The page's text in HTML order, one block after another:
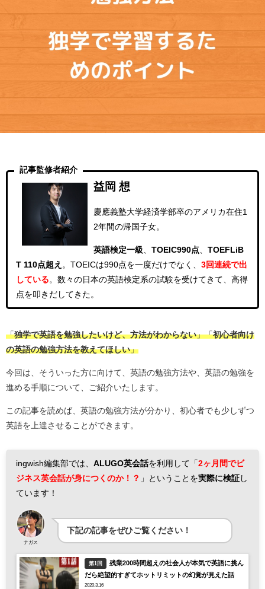
記事監修者紹介
益岡 想
慶應義塾大学経済学部卒のアメリカ在住1
2年間の帰国子女。
英語検定一級 、TOEIC990点 、TOEFLiB
T 110点超え 。 TOEICは990点を一度だけでなく、 3回連続で出
している 。 数々の日本の英語検定系の試験を受けてきて、高得
点を叩きだしてきた。
「独学で英語を勉強したいけど、方法がわからない」「初心者向け
の英語の勉強方法を教えてほしい」
今回は、そういった方に向けて、英語の勉強方法や、英語の勉強を
進める手順について、ご紹介いたします。
この記事を読めば、英語の勉強方法が分かり、初心者でも少しずつ
英語を上達させることができます。
ingwish編集部では、 ALUGO英会話を利用して「 2ヶ月間でビ
ジネス英会話が身につくのか！？ 」ということを実際に検証 し
ています！
ナガス
下記の記事をぜひご覧ください！
第1回
残業200時間超えの社会人が本気で英語に挑ん
だら絶望的すぎてホットリミットの幻覚が見えた話
2020.3.16